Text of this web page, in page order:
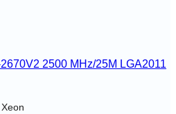
2500 MHz/25M LGA2011